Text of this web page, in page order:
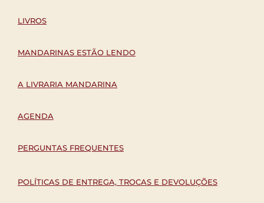
LIVROS
MANDARINAS ESTÃO LENDO
A LIVRARIA MANDARINA
AGENDA
PERGUNTAS FREQUENTES
POLÍTICAS DE ENTREGA, TROCAS E DEVOLUÇÕES